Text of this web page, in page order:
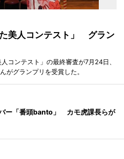
美人コンテスト」 グラン
コンテスト」の最終審査が7月24日、
がグランプリを受賞した。
ー「番頭banto」 カモ虎課長らが